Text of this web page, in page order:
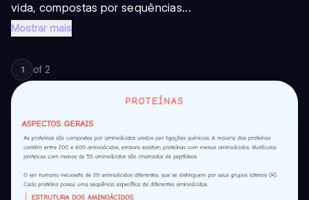
vida, compostas por sequências...
Mostrar mais
1 of 2